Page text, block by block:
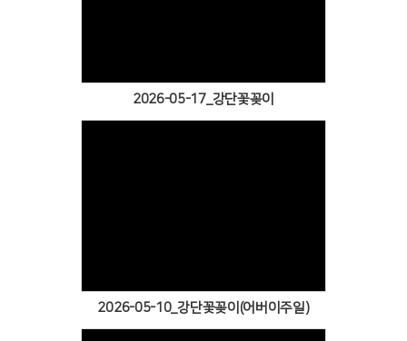
2026-05-17_강단꽃꽂이
2026-05-10_강단꽃꽂이(어버이주일)